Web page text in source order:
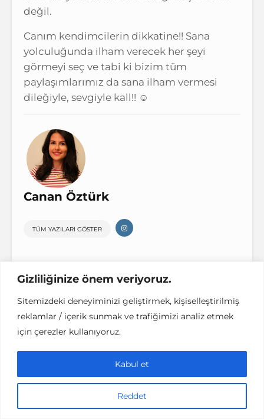
Gizliliğinize önem veriyoruz.
Sitemizdeki deneyiminizi geliştirmek, kişiselleştirilmiş
reklamlar / içerik sunmak ve trafiğimizi analiz etmek
için çerezler kullanıyoruz.
Reddet
Kabul et
değil.
Canım kendimcilerin dikkatine!! Sana
yolculuğunda ilham verecek her şeyi
görmeyi seç ve tabi ki bizim tüm
paylaşımlarımız da sana ilham vermesi
dileğiyle, sevgiyle kall!! ☺
Canan Öztürk
TÜM YAZILARI GÖSTER
Yorumlar
Bunları da beğenebilirsin;